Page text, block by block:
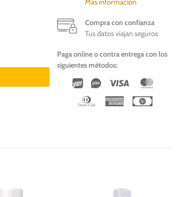
Más información
Compra con confianza
Tus datos viajan seguros
Paga online o contra entrega con los
siguientes métodos:
Wirecard
Vipps Visa
Dinners
American